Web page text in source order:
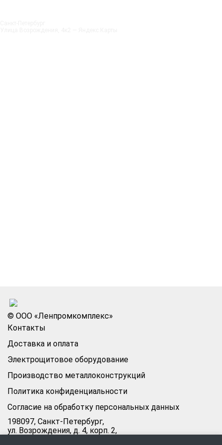
© ООО «Ленпромкомплекс»
Контакты
Доставка и оплата
Электрощитовое оборудование
Производство металлоконструкций
Политика конфиденциальности
Согласие на обработку персональных данных
198097, Санкт-Петербург,
ул. Возрождения, д. 4, корп. 2,